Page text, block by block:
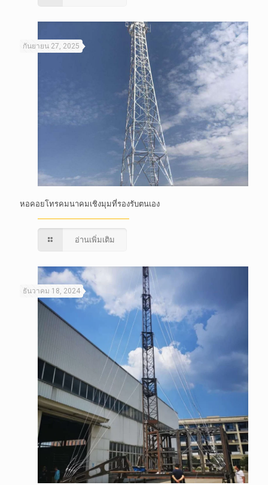
กันยายน 27, 2025
หอคอยโทรคมนาคมเชิงมุมที่รองรับตนเอง
อ่านเพิ่มเติม
ธันวาคม 18, 2024